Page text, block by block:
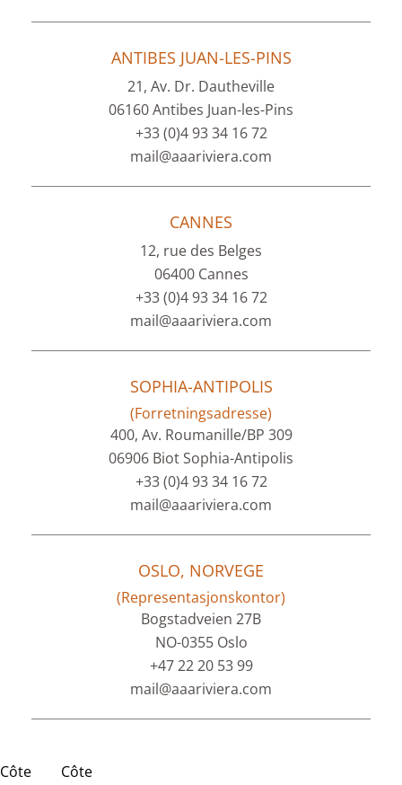
ANTIBES JUAN-LES-PINS
21, Av. Dr. Dautheville
06160 Antibes Juan-les-Pins
+33 (0)4 93 34 16 72
mail@aaariviera.com
CANNES
12, rue des Belges
06400 Cannes
+33 (0)4 93 34 16 72
mail@aaariviera.com
SOPHIA-ANTIPOLIS
(Forretningsadresse)
400, Av. Roumanille/BP 309
06906 Biot Sophia-Antipolis
+33 (0)4 93 34 16 72
mail@aaariviera.com
OSLO, NORVEGE
(Representasjonskontor)
Bogstadveien 27B
NO-0355 Oslo
+47 22 20 53 99
mail@aaariviera.com
Côte Côte